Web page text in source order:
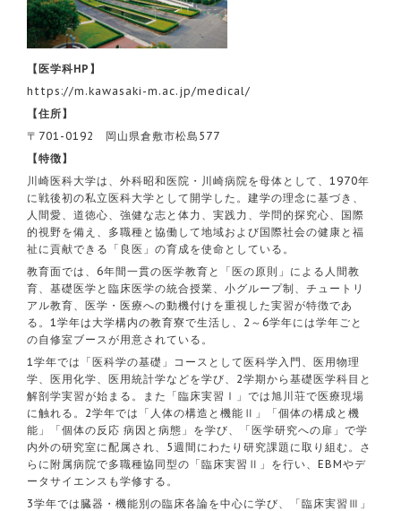
【医学科HP】
https://m.kawasaki-m.ac.jp/medical/
【住所】
〒701-0192 岡山県倉敷市松島577
【特徴】
川崎医科大学は、外科昭和医院・川崎病院を母体として、1970年
に戦後初の私立医科大学として開学した。建学の理念に基づき、
人間愛、道徳心、強健な志と体力、実践力、学問的探究心、国際
的視野を備え、多職種と協働して地域および国際社会の健康と福
祉に貢献できる「良医」の育成を使命としている。
教育面では、6年間一貫の医学教育と「医の原則」による人間教
育、基礎医学と臨床医学の統合授業、小グループ制、チュートリ
アル教育、医学・医療への動機付けを重視した実習が特徴であ
る。1学年は大学構内の教育寮で生活し、2～6学年には学年ごと
の自修室ブースが用意されている。
1学年では「医科学の基礎」コースとして医科学入門、医用物理
学、医用化学、医用統計学などを学び、2学期から基礎医学科目と
解剖学実習が始まる。また「臨床実習Ⅰ」では旭川荘で医療現場
に触れる。2学年では「人体の構造と機能Ⅱ」「個体の構成と機
能」「個体の反応 病因と病態」を学び、「医学研究への扉」で学
内外の研究室に配属され、5週間にわたり研究課題に取り組む。さ
らに附属病院で多職種協同型の「臨床実習Ⅱ」を行い、EBMやデ
ータサイエンスも学修する。
3学年では臓器・機能別の臨床各論を中心に学び、「臨床実習Ⅲ」